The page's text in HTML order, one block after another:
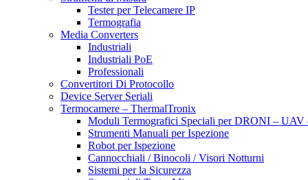
Tester per Telecamere IP
Termografia
Media Converters
Industriali
Industriali PoE
Professionali
Convertitori Di Protocollo
Device Server Seriali
Termocamere – ThermalTronix
Moduli Termografici Speciali per DRONI – UAV
Strumenti Manuali per Ispezione
Robot per Ispezione
Cannocchiali / Binocoli / Visori Notturni
Sistemi per la Sicurezza